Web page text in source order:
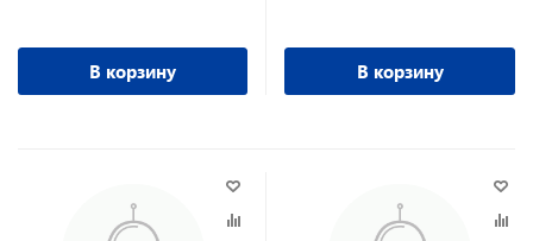
В корзину В корзину